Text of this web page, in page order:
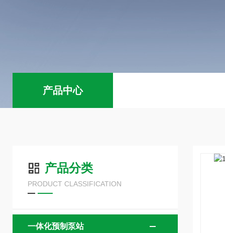
产品中心
产品分类
PRODUCT CLASSIFICATION
一体化预制泵站